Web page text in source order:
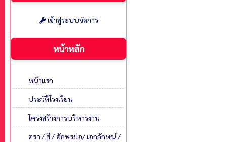
เข้าสู่ระบบจัดการ
หน้าหลัก
หน้าแรก
ประวัติโรงเรียน
โครงสร้างการบริหารงาน
ตรา / สี / อักษรย่อ/ เอกลักษณ์ /